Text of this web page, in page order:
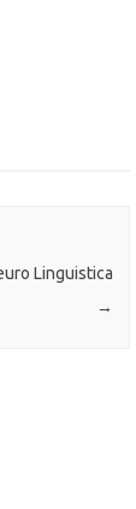
Linguistica
→